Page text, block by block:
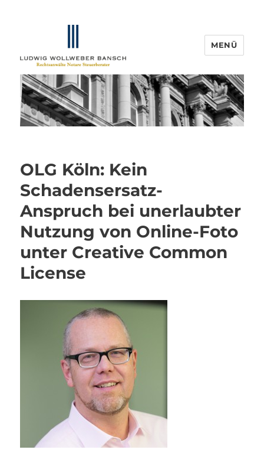
IP-Blogger.de
MENÜ
OLG Köln: Kein
Schadensersatz-
Anspruch bei unerlaubter
Nutzung von Online-Foto
unter Creative Common
License